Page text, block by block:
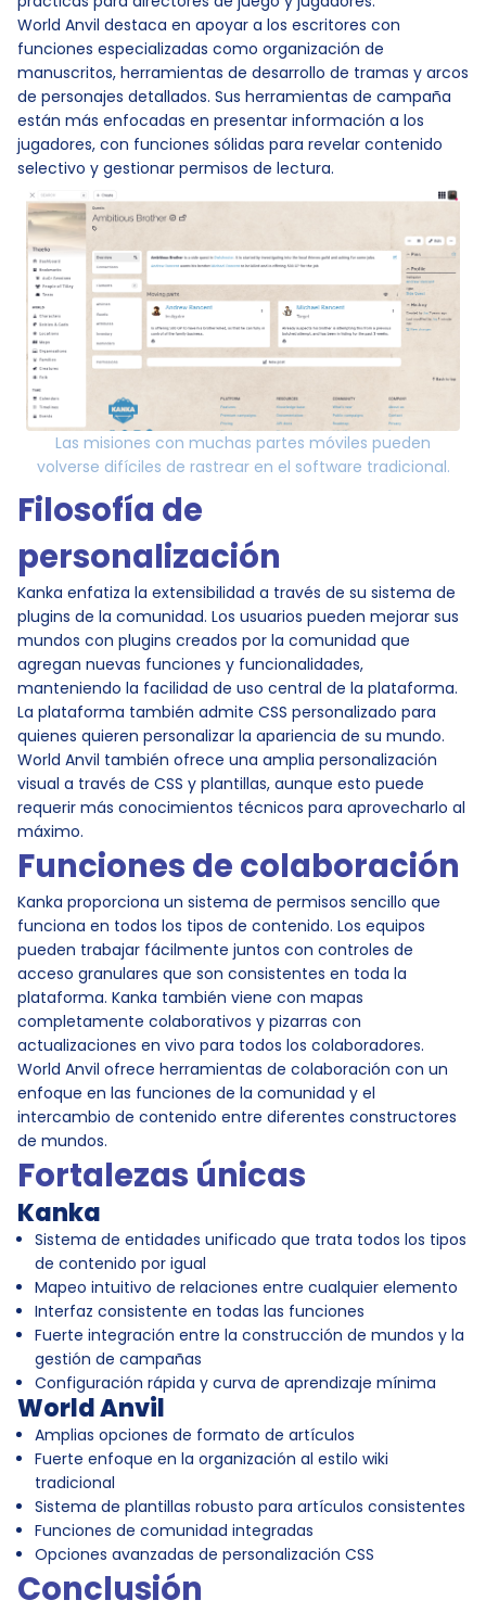
World Anvil destaca en apoyar a los escritores con
funciones especializadas como organización de
manuscritos, herramientas de desarrollo de tramas y arcos
de personajes detallados. Sus herramientas de campaña
están más enfocadas en presentar información a los
jugadores, con funciones sólidas para revelar contenido
selectivo y gestionar permisos de lectura.
Las misiones con muchas partes móviles pueden
volverse difíciles de rastrear en el software tradicional.
Filosofía de
personalización
Kanka enfatiza la extensibilidad a través de su sistema de
plugins de la comunidad. Los usuarios pueden mejorar sus
mundos con plugins creados por la comunidad que
agregan nuevas funciones y funcionalidades,
manteniendo la facilidad de uso central de la plataforma.
La plataforma también admite CSS personalizado para
quienes quieren personalizar la apariencia de su mundo.
World Anvil también ofrece una amplia personalización
visual a través de CSS y plantillas, aunque esto puede
requerir más conocimientos técnicos para aprovecharlo al
máximo.
Funciones de colaboración
Kanka proporciona un sistema de permisos sencillo que
funciona en todos los tipos de contenido. Los equipos
pueden trabajar fácilmente juntos con controles de
acceso granulares que son consistentes en toda la
plataforma. Kanka también viene con mapas
completamente colaborativos y pizarras con
actualizaciones en vivo para todos los colaboradores.
World Anvil ofrece herramientas de colaboración con un
enfoque en las funciones de la comunidad y el
intercambio de contenido entre diferentes constructores
de mundos.
Fortalezas únicas
Kanka
Sistema de entidades unificado que trata todos los tipos
de contenido por igual
Mapeo intuitivo de relaciones entre cualquier elemento
Interfaz consistente en todas las funciones
Fuerte integración entre la construcción de mundos y la
gestión de campañas
Configuración rápida y curva de aprendizaje mínima
World Anvil
Amplias opciones de formato de artículos
Fuerte enfoque en la organización al estilo wiki
tradicional
Sistema de plantillas robusto para artículos consistentes
Funciones de comunidad integradas
Opciones avanzadas de personalización CSS
Conclusión